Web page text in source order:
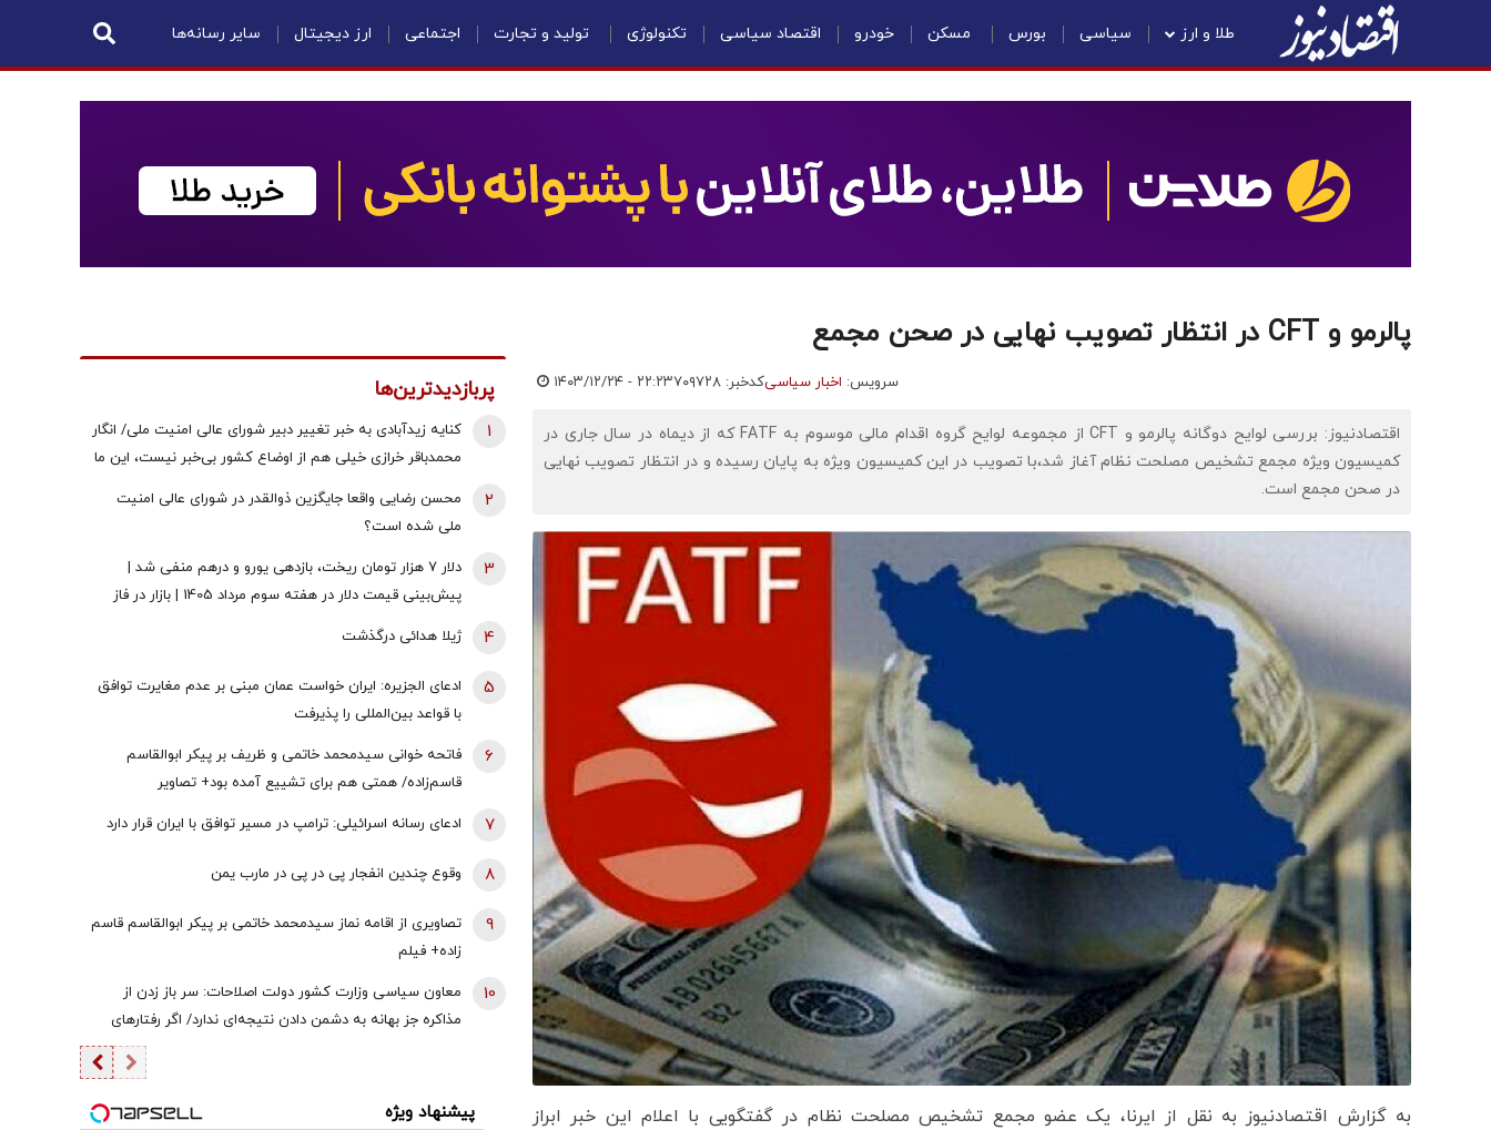
طلا و ارز سیاسی بورس مسکن خودرو اقتصاد سیاسی تکنولوژی تولید و تجارت اجتماعی ارز دیجیتال سایر رسانه‌ها
پالرمو و CFT در انتظار تصویب نهایی در صحن مجمع
سرویس: اخبار سیاسیکدخبر: ۷۰۹۷۲۸ ۱۴۰۳/۱۲/۲۴ - ۲۲:۲۳
اقتصادنیوز: بررسی لوایح دوگانه پالرمو و CFT از مجموعه لوایح گروه اقدام مالی موسوم به FATF که از دیماه در سال جاری در
کمیسیون ویژه مجمع تشخیص مصلحت نظام آغاز شد،با تصویب در این کمیسیون ویژه به پایان رسیده و در انتظار تصویب نهایی
در صحن مجمع است.
به گزارش اقتصادنیوز به نقل از ایرنا، یک عضو مجمع تشخیص مصلحت نظام در گفتگویی با اعلام این خبر ابراز
پربازدیدترین‌ها
کنایه زیدآبادی به خبر تغییر دبیر شورای عالی امنیت ملی/ انگار
محمدباقر خرازی خیلی هم از اوضاع کشور بی‌خبر نیست، این ما
1
محسن رضایی واقعا جایگزین ذوالقدر در شورای عالی امنیت
ملی شده است؟
2
دلار ۷ هزار تومان ریخت، بازدهی یورو و درهم منفی شد |
پیش‌بینی قیمت دلار در هفته سوم مرداد 1405 | بازار در فاز
3
ژیلا هدائی درگذشت 4
ادعای الجزیره: ایران خواست عمان مبنی بر عدم مغایرت توافق
با قواعد بین‌المللی را پذیرفت
5
فاتحه خوانی سیدمحمد خاتمی و ظریف بر پیکر ابوالقاسم
قاسم‌زاده/ همتی هم برای تشییع آمده بود+ تصاویر
6
ادعای رسانه اسرائیلی: ترامپ در مسیر توافق با ایران قرار دارد 7
وقوع چندین انفجار پی در پی در مارب یمن 8
تصاویری از اقامه نماز سیدمحمد خاتمی بر پیکر ابوالقاسم قاسم
زاده+ فیلم
9
معاون سیاسی وزارت کشور دولت اصلاحات: سر باز زدن از
مذاکره‌ جز بهانه به دشمن دادن نتیجه‌ای ندارد/ اگر رفتارهای
مخالفان مذاکره مهار نشود، کشور آسیب می‌بیند/ توهین به
10
پیشنهاد ویژه